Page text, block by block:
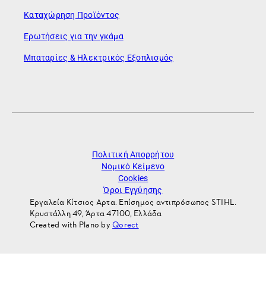
Καταχώρηση Προϊόντος
Ερωτήσεις για την γκάμα
Μπαταρίες & Ηλεκτρικός Εξοπλισμός
Πολιτική Απορρήτου
Νομικό Κείμενο
Cookies
Όροι Εγγύησης
Εργαλεία Κίτσιος Αρτα. Επίσημος αντιπρόσωπος STIHL.
Κρυστάλλη 49, Άρτα 47100, Ελλάδα
Created with Plano byQorect